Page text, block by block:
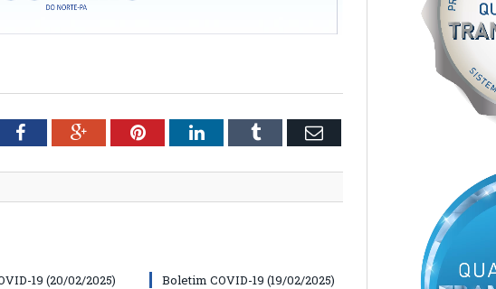
FacebookGoogle+PinterestLinkedInTumblr Email
19 (20/02/2025) Boletim COVID-19 (19/02/2025)